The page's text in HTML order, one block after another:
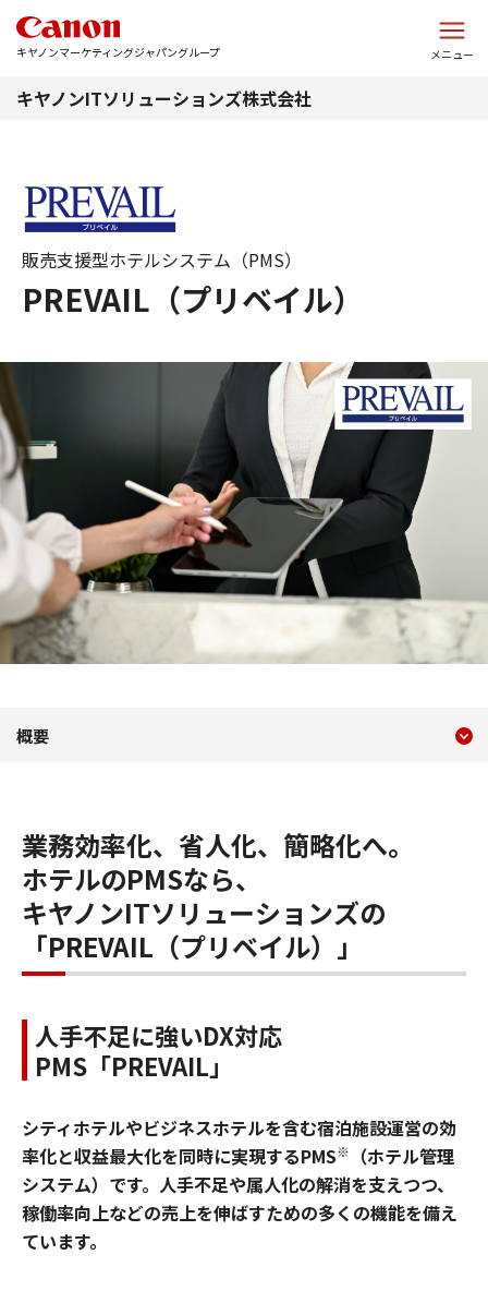
キヤノンマーケティングジャパングループ メニュー
キヤノンITソリューションズ株式会社
PREVAIL（プリベイル）
販売支援型ホテルシステム（PMS）
ホテルシステム（PMS）・
概要
業務効率化、省人化、簡略化へ。
ホテルのPMSなら、
キヤノンITソリューションズの
「PREVAIL（プリベイル）」
人手不足に強いDX対応
PMS「PREVAIL」
シティホテルやビジネスホテルを含む宿泊施設運営の効
率化と収益最大化を同時に実現するPMS※
（ホテル管理
システム）です。人手不足や属人化の解消を支えつつ、
稼働率向上などの売上を伸ばすための多くの機能を備え
ています。